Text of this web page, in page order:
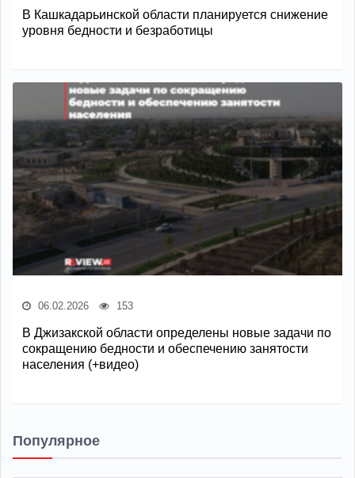
В Кашкадарьинской области планируется снижение
уровня бедности и безработицы
06.02.2026 153
В Джизакской области определены новые задачи по
сокращению бедности и обеспечению занятости
населения (+видео)
Популярное